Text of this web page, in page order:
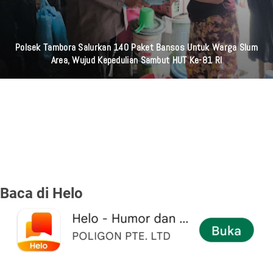
Fany Zee Lewat: Liku Liku Hubungan Asmara,Introspeksi Diri,
Kerumitan,serta Rasa Saling Menyalahkan Dalam Ikatan Cinta
"ADA SALAHKU ADA SALAHMU"
Baca di Helo